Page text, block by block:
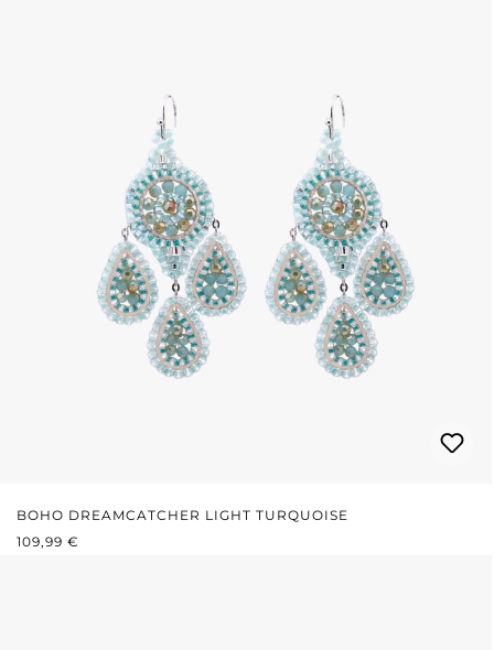
BOHO DREAMCATCHER LIGHT TURQUOISE
REGULÄRER PREIS:
109,99 €